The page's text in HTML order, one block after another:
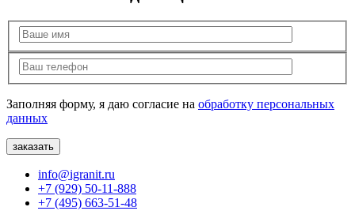
Заполняя форму, я даю согласие на обработку персональных
данных
info@igranit.ru
+7 (929) 50-11-888
+7 (495) 663-51-48